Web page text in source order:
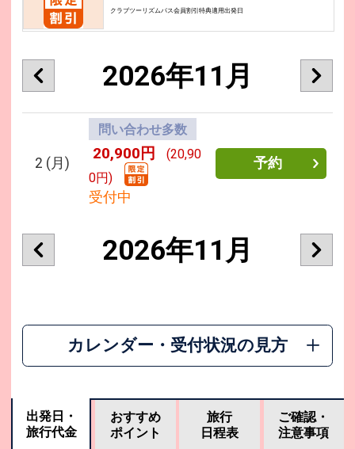
クラブツーリズムパス会員割引特典適用出発日
2026年11月
2 (月)
問い合わせ多数
20,900円
(20,90
0円)
受付中
予約
2026年11月
カレンダー・受付状況の見方
出発日・
旅行代金
おすすめ
ポイント
旅行
日程表
ご確認・
注意事項